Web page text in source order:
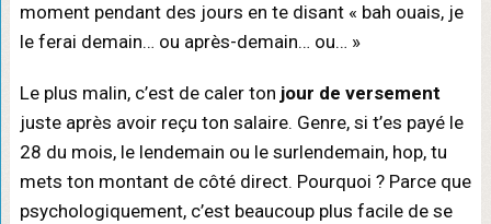
moment pendant des jours en te disant « bah ouais, je
le ferai demain… ou après-demain… ou… »
Le plus malin, c’est de caler ton jour de versement
juste après avoir reçu ton salaire. Genre, si t’es payé le
28 du mois, le lendemain ou le surlendemain, hop, tu
mets ton montant de côté direct. Pourquoi ? Parce que
psychologiquement, c’est beaucoup plus facile de se